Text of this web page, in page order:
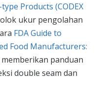
Products (CODEX
ukur pengolahan
FDA Guide to
Food Manufacturers:
memberikan panduan
double seam dan